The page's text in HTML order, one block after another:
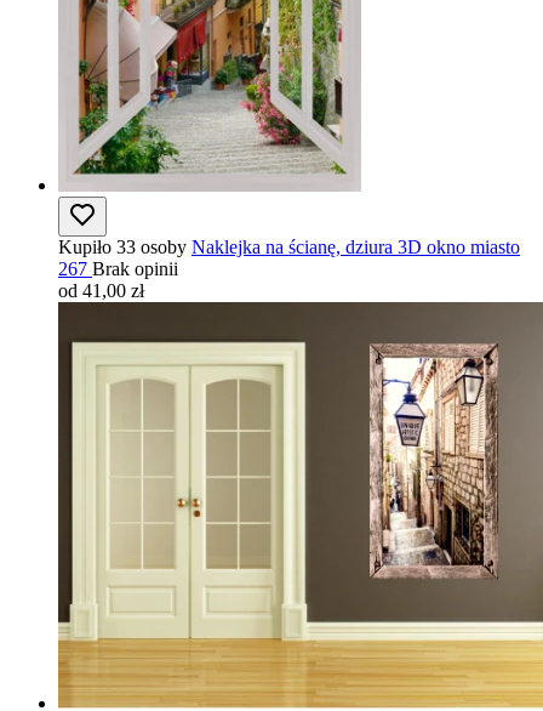
Kupiło 33 osoby Naklejka na ścianę, dziura 3D okno miasto
267 Brak opinii
od 41,00 zł